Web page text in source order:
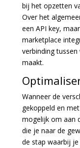
bij het opzetten
Over het
een API key,
marketplace
verbinding
maakt.
Wanneer de
gekoppeld en
mogelijk om aan
die je naar de
de stap waarbij